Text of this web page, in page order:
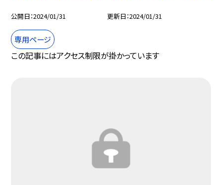
公開日 2024/01/31 更新日 2024/01/31
専用ページ
この記事にはアクセス制限が掛かっています